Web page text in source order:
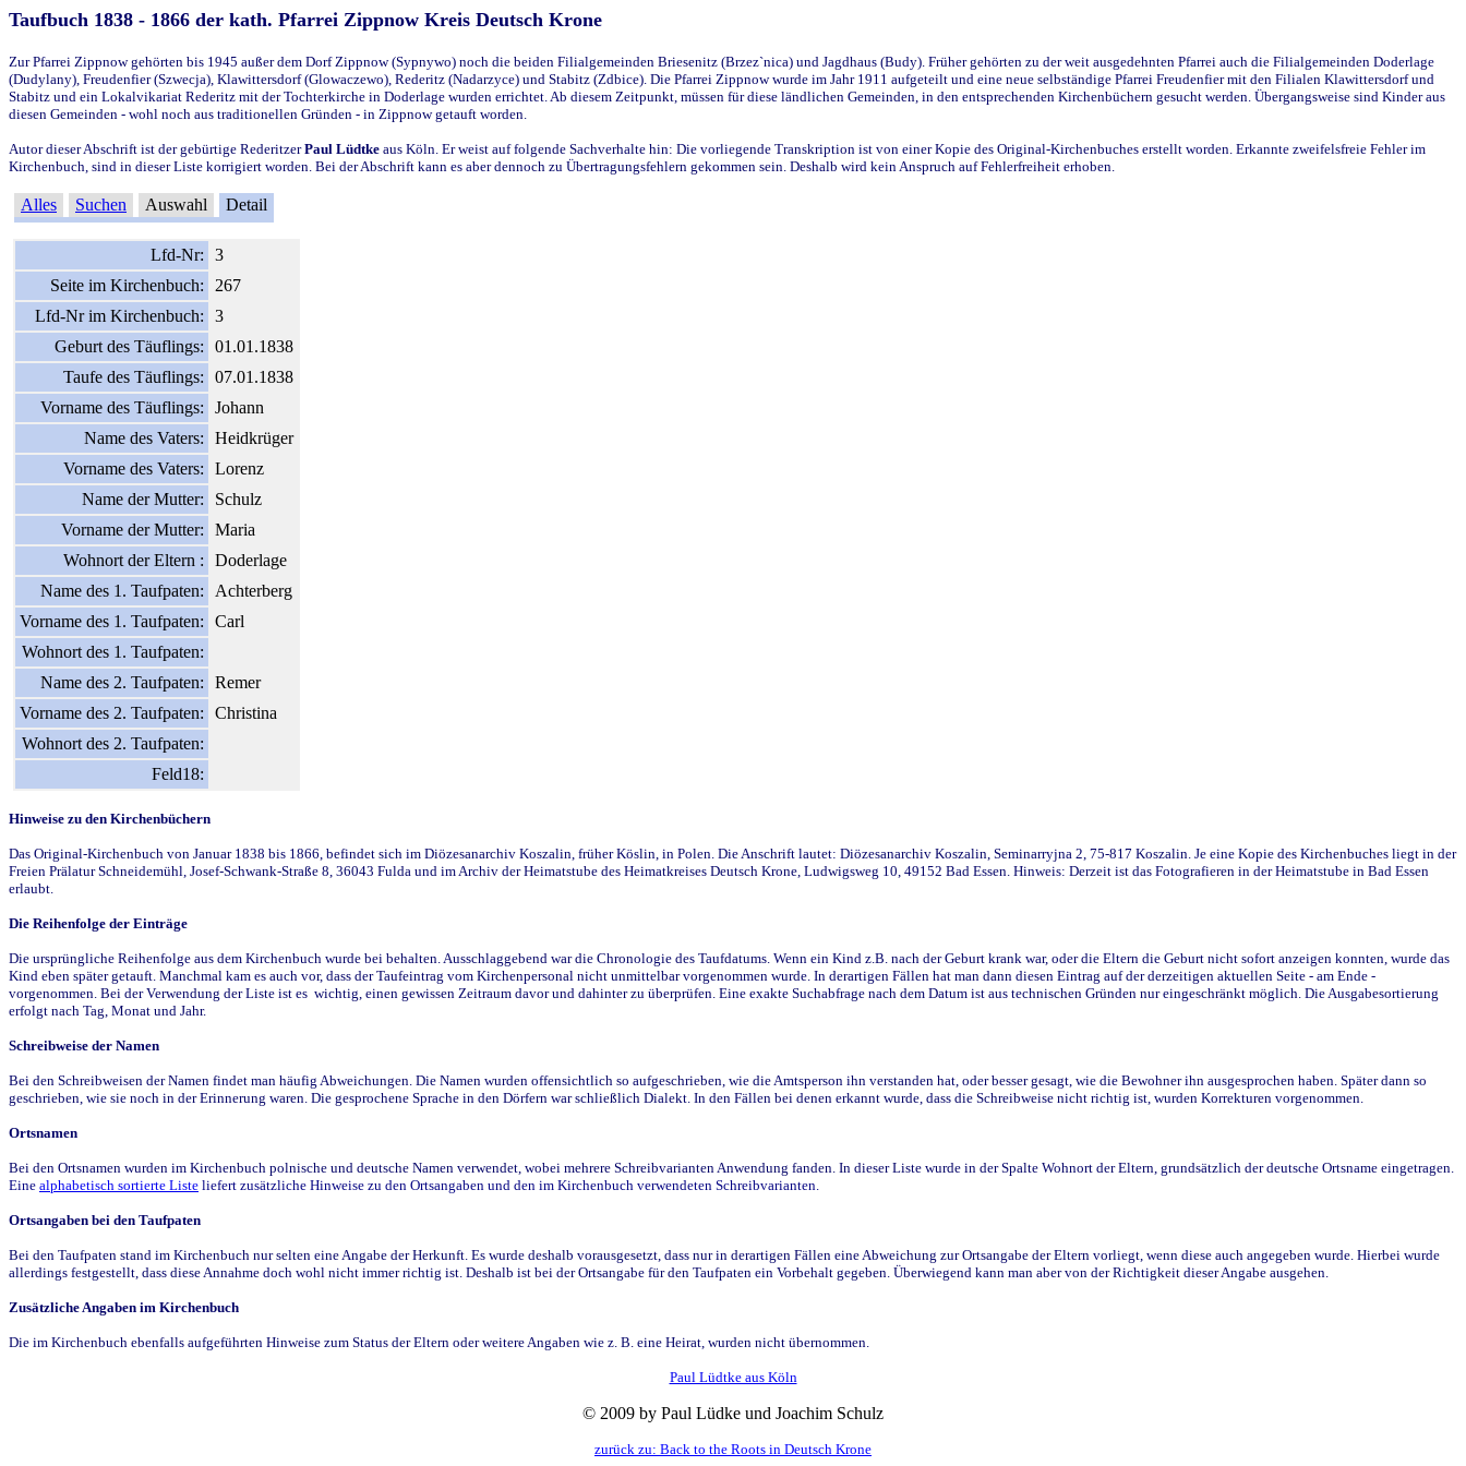
Taufbuch 1838 - 1866 der kath. Pfarrei Zippnow Kreis Deutsch Krone
Zur Pfarrei Zippnow gehörten bis 1945 außer dem Dorf Zippnow (Sypnywo) noch die beiden Filialgemeinden Briesenitz (Brzez`nica) und Jagdhaus (Budy). Früher gehörten zu der weit ausgedehnten Pfarrei auch die Filialgemeinden Doderlage
(Dudylany), Freudenfier (Szwecja), Klawittersdorf (Glowaczewo), Rederitz (Nadarzyce) und Stabitz (Zdbice). Die Pfarrei Zippnow wurde im Jahr 1911 aufgeteilt und eine neue selbständige Pfarrei Freudenfier mit den Filialen Klawittersdorf und
Stabitz und ein Lokalvikariat Rederitz mit der Tochterkirche in Doderlage wurden errichtet. Ab diesem Zeitpunkt, müssen für diese ländlichen Gemeinden, in den entsprechenden Kirchenbüchern gesucht werden. Übergangsweise sind Kinder aus
diesen Gemeinden - wohl noch aus traditionellen Gründen - in Zippnow getauft worden.
Autor dieser Abschrift ist der gebürtige RederitzerPaul Lüdtke aus Köln. Er weist auf folgende Sachverhalte hin: Die vorliegende Transkription ist von einer Kopie des Original-Kirchenbuches erstellt worden. Erkannte zweifelsfreie Fehler im
Kirchenbuch, sind in dieser Liste korrigiert worden. Bei der Abschrift kann es aber dennoch zu Übertragungsfehlern gekommen sein. Deshalb wird kein Anspruch auf Fehlerfreiheit erhoben.
Alles Suchen Auswahl Detail
Lfd-Nr:
3
Seite im Kirchenbuch:
267
Lfd-Nr im Kirchenbuch:
3
Geburt des Täuflings:
01.01.1838
Taufe des Täuflings:
07.01.1838
Vorname des Täuflings:
Johann
Name des Vaters:
Heidkrüger
Vorname des Vaters:
Lorenz
Name der Mutter:
Schulz
Vorname der Mutter:
Maria
Wohnort der Eltern :
Doderlage
Name des 1. Taufpaten:
Achterberg
Vorname des 1. Taufpaten:
Carl
Wohnort des 1. Taufpaten:
Name des 2. Taufpaten:
Remer
Vorname des 2. Taufpaten:
Christina
Wohnort des 2. Taufpaten:
Feld18:
Hinweise zu den Kirchenbüchern
Das Original-Kirchenbuch von Januar 1838 bis 1866, befindet sich im Diözesanarchiv Koszalin, früher Köslin, in Polen. Die Anschrift lautet: Diözesanarchiv Koszalin, Seminarryjna 2, 75-817 Koszalin. Je eine Kopie des Kirchenbuches liegt in der
Freien Prälatur Schneidemühl, Josef-Schwank-Straße 8, 36043 Fulda und im Archiv der Heimatstube des Heimatkreises Deutsch Krone, Ludwigsweg 10, 49152 Bad Essen. Hinweis: Derzeit ist das Fotografieren in der Heimatstube in Bad Essen
erlaubt.
Die Reihenfolge der Einträge
Die ursprüngliche Reihenfolge aus dem Kirchenbuch wurde bei behalten. Ausschlaggebend war die Chronologie des Taufdatums. Wenn ein Kind z.B. nach der Geburt krank war, oder die Eltern die Geburt nicht sofort anzeigen konnten, wurde das
Kind eben später getauft. Manchmal kam es auch vor, dass der Taufeintrag vom Kirchenpersonal nicht unmittelbar vorgenommen wurde. In derartigen Fällen hat man dann diesen Eintrag auf der derzeitigen aktuellen Seite - am Ende -
vorgenommen. Bei der Verwendung der Liste ist es wichtig, einen gewissen Zeitraum davor und dahinter zu überprüfen. Eine exakte Suchabfrage nach dem Datum ist aus technischen Gründen nur eingeschränkt möglich. Die Ausgabesortierung
erfolgt nach Tag, Monat und Jahr.
Schreibweise der Namen
Bei den Schreibweisen der Namen findet man häufig Abweichungen. Die Namen wurden offensichtlich so aufgeschrieben, wie die Amtsperson ihn verstanden hat, oder besser gesagt, wie die Bewohner ihn ausgesprochen haben. Später dann so
geschrieben, wie sie noch in der Erinnerung waren. Die gesprochene Sprache in den Dörfern war schließlich Dialekt. In den Fällen bei denen erkannt wurde, dass die Schreibweise nicht richtig ist, wurden Korrekturen vorgenommen.
Ortsnamen
Bei den Ortsnamen wurden im Kirchenbuch polnische und deutsche Namen verwendet, wobei mehrere Schreibvarianten Anwendung fanden. In dieser Liste wurde in der Spalte Wohnort der Eltern, grundsätzlich der deutsche Ortsname eingetragen.
Eine alphabetisch sortierte Liste liefert zusätzliche Hinweise zu den Ortsangaben und den im Kirchenbuch verwendeten Schreibvarianten.
Ortsangaben bei den Taufpaten
Bei den Taufpaten stand im Kirchenbuch nur selten eine Angabe der Herkunft. Es wurde deshalb vorausgesetzt, dass nur in derartigen Fällen eine Abweichung zur Ortsangabe der Eltern vorliegt, wenn diese auch angegeben wurde. Hierbei wurde
allerdings festgestellt, dass diese Annahme doch wohl nicht immer richtig ist. Deshalb ist bei der Ortsangabe für den Taufpaten ein Vorbehalt gegeben. Überwiegend kann man aber von der Richtigkeit dieser Angabe ausgehen.
Zusätzliche Angaben im Kirchenbuch
Die im Kirchenbuch ebenfalls aufgeführten Hinweise zum Status der Eltern oder weitere Angaben wie z. B. eine Heirat, wurden nicht übernommen.
Paul Lüdtke aus Köln
© 2009 by Paul Lüdke und Joachim Schulz
zurück zu: Back to the Roots in Deutsch Krone